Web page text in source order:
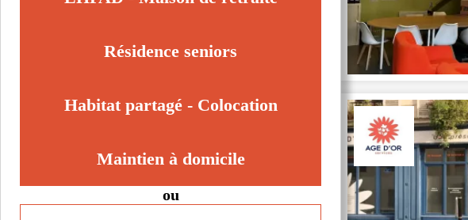
Résidence seniors
Habitat partagé - Colocation
Maintien à domicile
ou